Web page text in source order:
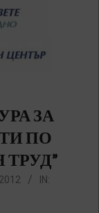
ЗА
ПО
IN: